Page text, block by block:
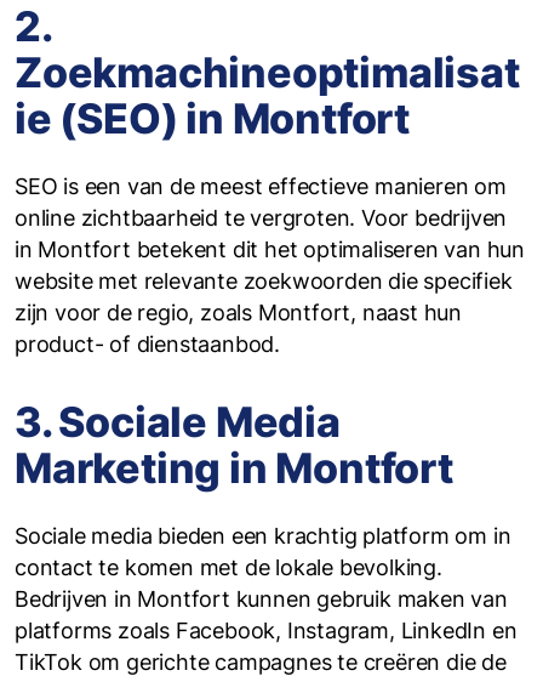
2.
Zoekmachineoptimalisat
ie (SEO) in Montfort
SEO is een van de meest effectieve manieren om
online zichtbaarheid te vergroten. Voor bedrijven
in Montfort betekent dit het optimaliseren van hun
website met relevante zoekwoorden die specifiek
zijn voor de regio, zoals Montfort, naast hun
product- of dienstaanbod.
3. Sociale Media
Marketing in Montfort
Sociale media bieden een krachtig platform om in
contact te komen met de lokale bevolking.
Bedrijven in Montfort kunnen gebruik maken van
platforms zoals Facebook, Instagram, LinkedIn en
TikTok om gerichte campagnes te creëren die de